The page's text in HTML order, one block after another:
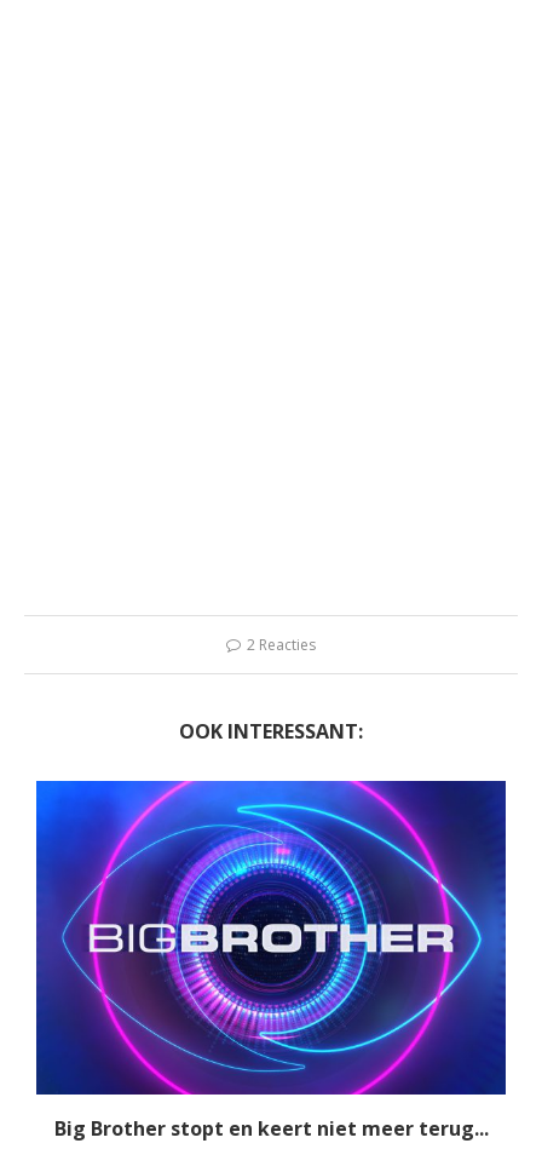
2 Reacties
OOK INTERESSANT:
Big Brother stopt en keert niet meer terug...